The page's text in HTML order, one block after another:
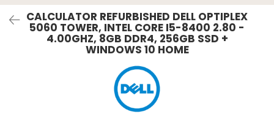
CALCULATOR REFURBISHED DELL OPTIPLEX
5060 TOWER, INTEL CORE I5-8400 2.80 -
4.00GHZ, 8GB DDR4, 256GB SSD +
WINDOWS 10 HOME